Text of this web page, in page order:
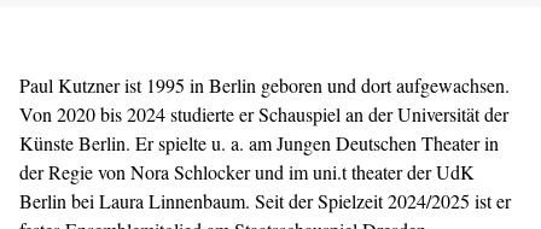
Paul Kutzner ist 1995 in Berlin geboren und dort aufgewachsen.
Von 2020 bis 2024 studierte er Schauspiel an der Universität der
Künste Berlin. Er spielte u. a. am Jungen Deutschen Theater in
der Regie von Nora Schlocker und im uni.t theater der UdK
Berlin bei Laura Linnenbaum. Seit der Spielzeit 2024/2025 ist er